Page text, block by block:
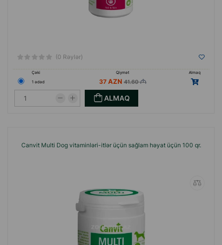
(0 Rəylər)
Çəki Qiymət
Almaq
1 ədəd
37 41.60
ALMAQ
Canvit Multi Dog vitaminləri-itlər üçün sağlam həyat üçün 100 qr.